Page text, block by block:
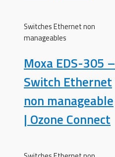
Switches Ethernet non
manageables
Moxa EDS-305 –
Switch Ethernet
non manageable
| Ozone Connect